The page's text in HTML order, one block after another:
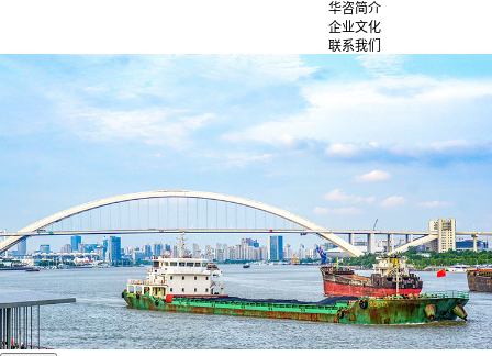
华咨简介
企业文化
联系我们